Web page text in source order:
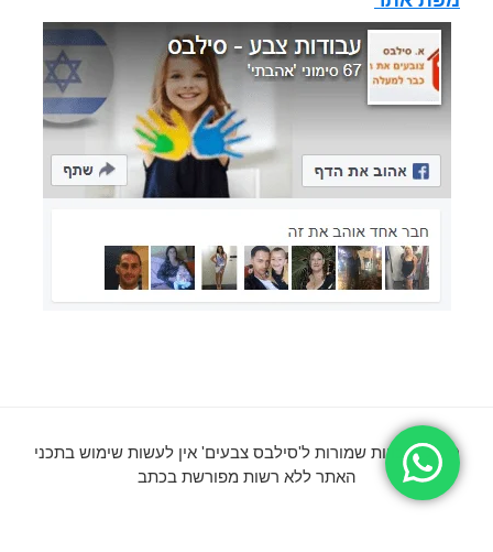
© כל הזכויות שמורות ל'סילבס צבעים' אין לעשות שימוש בתכני
האתר ללא רשות מפורשת בכתב